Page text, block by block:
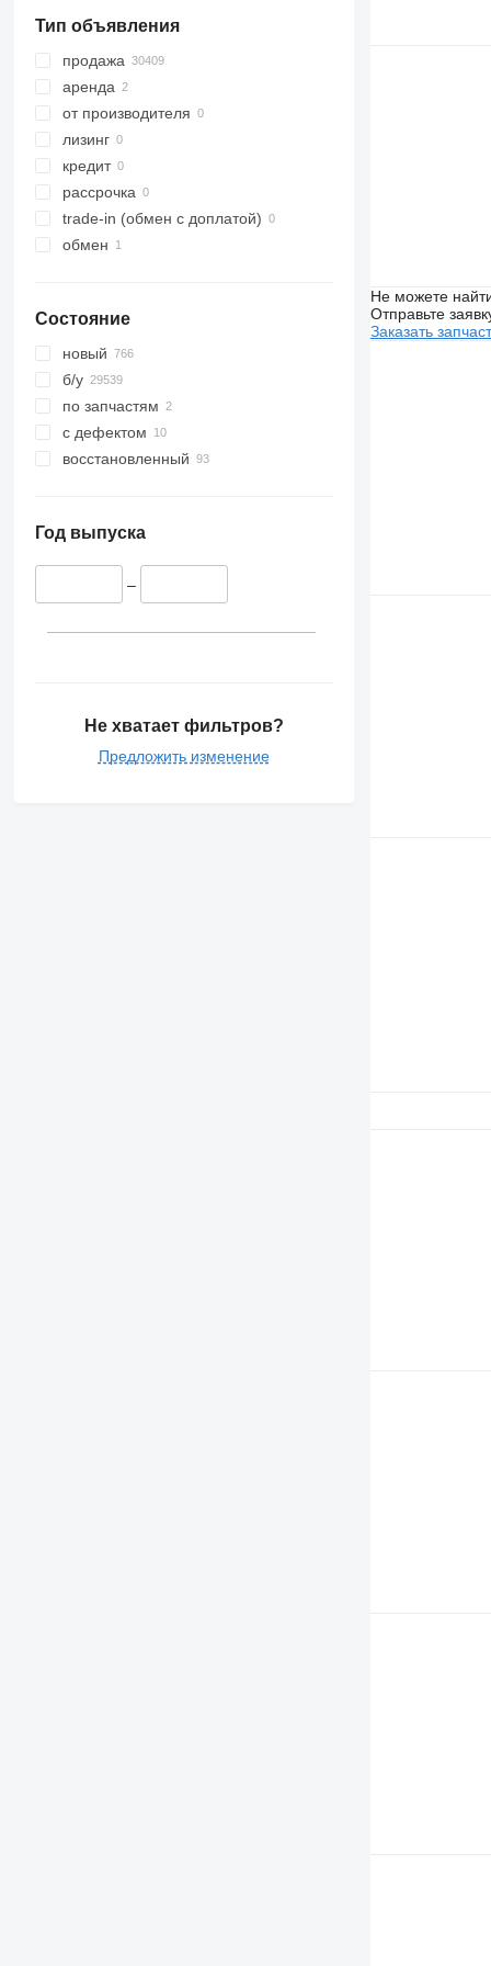
Viano
Vito
Тип объявления
продажа
аренда
от производителя
лизинг
кредит
рассрочка
trade-in (обмен с доплатой)
обмен
Состояние
новый
б/у
по запчастям
с дефектом
восстановленный
Год выпуска
–
Не хватает фильтров?
Предложить изменение
Не можете
Отправьте
Заказать